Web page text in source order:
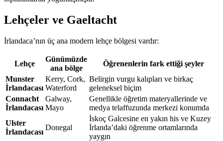
Lehçeler ve Gaeltacht
İrlandaca’nın üç ana modern lehçe bölgesi vardır:
Lehçe
Günümüzde
ana bölge
Öğrenenlerin fark ettiği şeyler
Munster
İrlandacası
Kerry, Cork,
Waterford
Belirgin vurgu kalıpları ve birkaç
geleneksel biçim
Connacht
İrlandacası
Galway,
Mayo
Genellikle öğretim materyallerinde ve
medya telaffuzunda merkezi konumda
Ulster
İrlandacası
Donegal
İskoç Galcesine en yakın his ve Kuzey
İrlanda’daki öğrenme ortamlarında
yaygın